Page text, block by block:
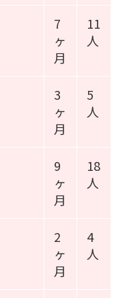
7
ヶ
月
11
人
3
ヶ
月
5
人
9
ヶ
月
18
人
2
ヶ
月
4
人